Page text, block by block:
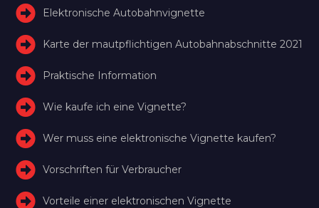
Elektronische Autobahnvignette
Karte der mautpflichtigen Autobahnabschnitte 2021
Praktische Information
Wie kaufe ich eine Vignette?
Wer muss eine elektronische Vignette kaufen?
Vorschriften für Verbraucher
Vorteile einer elektronischen Vignette